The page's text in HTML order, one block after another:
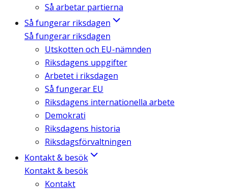
Så arbetar partierna
Så fungerar riksdagen
Så fungerar riksdagen
Utskotten och EU-nämnden
Riksdagens uppgifter
Arbetet i riksdagen
Så fungerar EU
Riksdagens internationella arbete
Demokrati
Riksdagens historia
Riksdagsförvaltningen
Kontakt & besök
Kontakt & besök
Kontakt